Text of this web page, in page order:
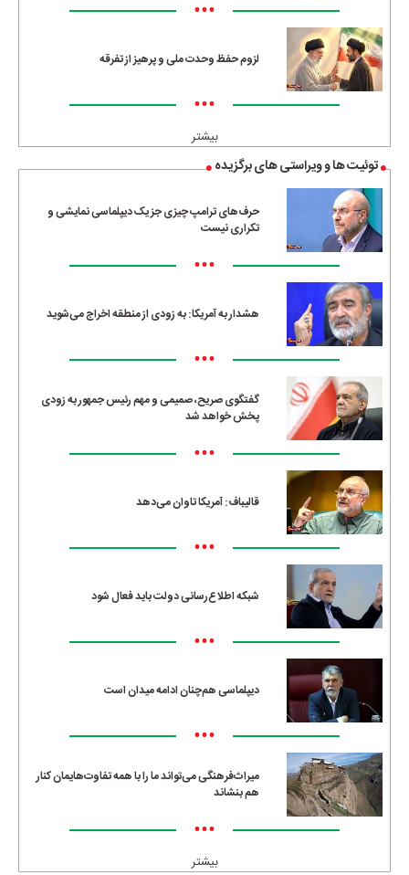
•••
لزوم حفظ وحدت ملی و پرهیز از تفرقه
•••
بیشتر
توئیت ها و ویراستی های برگزیده
حرف‌های ترامپ چیزی جز یک دیپلماسی نمایشی و
تکراری نیست
•••
هشدار به آمریکا: به زودی از منطقه اخراج می‌شوید
•••
گفتگوی صریح، صمیمی و مهم رئیس جمهور به زودی
پخش خواهد شد
•••
قالیباف: آمریکا تاوان می‌دهد
•••
شبکه اطلاع‌رسانی دولت باید فعال شود
•••
دیپلماسی هم‌چنان ادامه میدان است
•••
میراث‌فرهنگی می‌تواند ما را با همه تفاوت‌هایمان کنار
هم بنشاند
•••
بیشتر